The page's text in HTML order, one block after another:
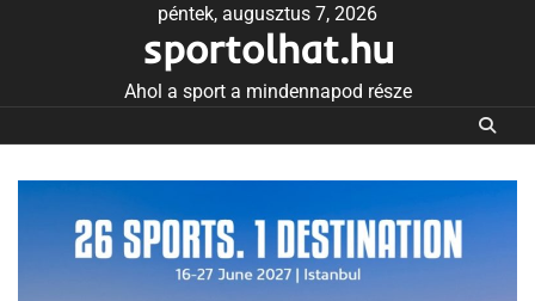
péntek, augusztus 7, 2026
sportolhat.hu
Ahol a sport a mindennapod része